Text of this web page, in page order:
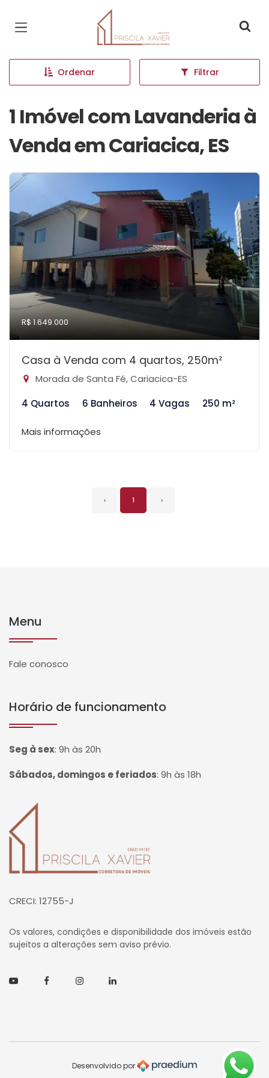
Página inicial
Ordenar Filtrar
1 Imóvel com Lavanderia à
Venda em Cariacica, ES
R$ 1.649.000
Casa à Venda com 4 quartos, 250m²
Morada de Santa Fé, Cariacica-ES
4 Quartos
6 Banheiros 4 Vagas 250 m²
Mais informações
‹ 1 ›
Menu
Fale conosco
Horário de funcionamento
Seg à sex: 9h às 20h
Sábados, domingos e feriados: 9h às 18h
Página inicial
CRECI: 12755-J
Os valores, condições e disponibilidade dos imóveis estão
sujeitos a alterações sem aviso prévio.
YoutubeFacebookInstagramLinkedin
Desenvolvido por